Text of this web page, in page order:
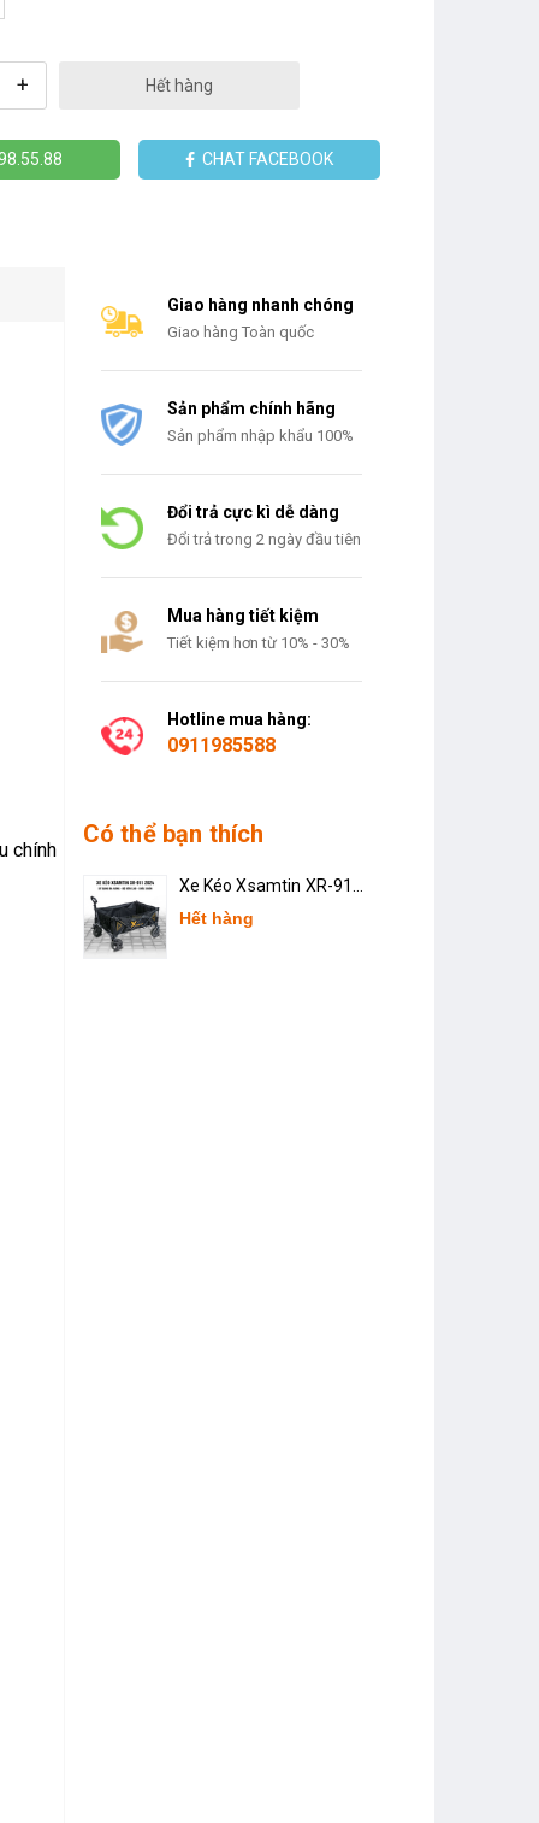
+ Hết hàng
CHAT FACEBOOK
chính
Giao hàng nhanh chóng
Giao hàng Toàn quốc
Sản phẩm chính hãng
Sản phẩm nhập khẩu 100%
Đổi trả cực kì dễ dàng
Đổi trả trong 2 ngày đầu tiên
Mua hàng tiết kiệm
Tiết kiệm hơn từ 10% - 30%
Hotline mua hàng:
0911985588
Có thể bạn thích
Xe Kéo Xsamtin XR-911
2024
Hết hàng